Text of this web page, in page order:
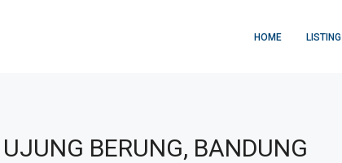
HOME LISTING
BERUNG, BANDUNG